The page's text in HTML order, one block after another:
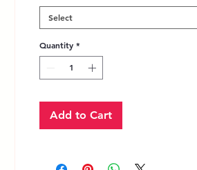
Select
Quantity *
Add to Cart